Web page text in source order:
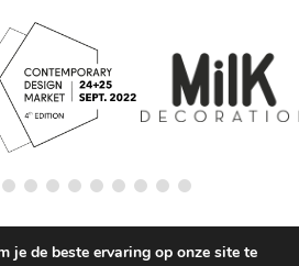
je de beste ervaring op onze site te